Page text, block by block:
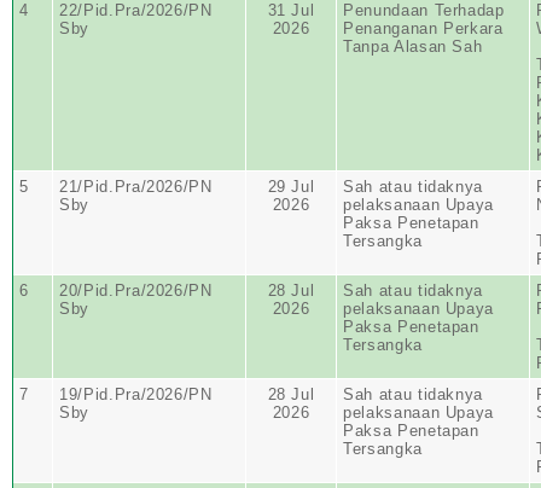
4
22/Pid.Pra/2026/PN
Sby
31 Jul
2026
Penundaan Terhadap
Penanganan Perkara
Tanpa Alasan Sah
5
21/Pid.Pra/2026/PN
Sby
29 Jul
2026
Sah atau tidaknya
pelaksanaan Upaya
Paksa Penetapan
Tersangka
6
20/Pid.Pra/2026/PN
Sby
28 Jul
2026
Sah atau tidaknya
pelaksanaan Upaya
Paksa Penetapan
Tersangka
7
19/Pid.Pra/2026/PN
Sby
28 Jul
2026
Sah atau tidaknya
pelaksanaan Upaya
Paksa Penetapan
Tersangka